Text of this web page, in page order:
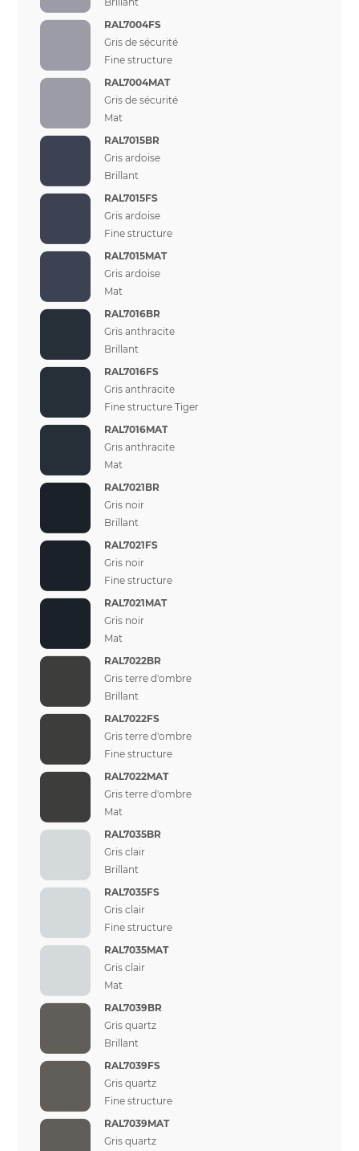
RAL7004FS
Gris de sécurité
Fine structure
RAL7004MAT
Gris de sécurité
Mat
RAL7015BR
Gris ardoise
Brillant
RAL7015FS
Gris ardoise
Fine structure
RAL7015MAT
Gris ardoise
Mat
RAL7016BR
Gris anthracite
Brillant
RAL7016FS
Gris anthracite
Fine structure Tiger
RAL7016MAT
Gris anthracite
Mat
RAL7021BR
Gris noir
Brillant
RAL7021FS
Gris noir
Fine structure
RAL7021MAT
Gris noir
Mat
RAL7022BR
Gris terre d'ombre
Brillant
RAL7022FS
Gris terre d'ombre
Fine structure
RAL7022MAT
Gris terre d'ombre
Mat
RAL7035BR
Gris clair
Brillant
RAL7035FS
Gris clair
Fine structure
RAL7035MAT
Gris clair
Mat
RAL7039BR
Gris quartz
Brillant
RAL7039FS
Gris quartz
Fine structure
RAL7039MAT
Gris quartz